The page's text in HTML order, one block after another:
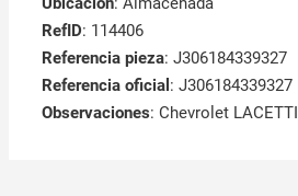
RefID: 114406
Referencia pieza: J306184339327
Referencia oficial : J306184339327
Observaciones: Chevrolet LACETTI